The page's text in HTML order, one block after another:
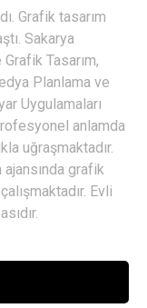
Grafik tasarım
Sakarya
Tasarım,
Planlama ve
Uygulamaları
anlamda
uğraşmaktadır.
grafik
Evli